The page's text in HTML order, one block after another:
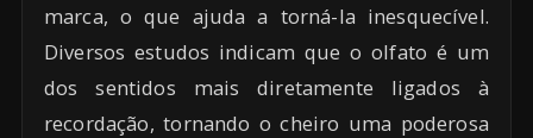
marca, o que ajuda a torná-la inesquecível.
Diversos estudos indicam que o olfato é um
dos sentidos mais diretamente ligados à
recordação, tornando o cheiro uma poderosa